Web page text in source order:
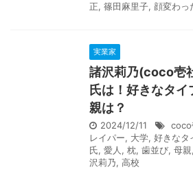
正, 篠田麻里子, 顔変わっ
実業家
諸沢莉乃(coco壱
氏は！好きなタ
親は？
2024/12/11 coco
レイパー, 大学, 好きなタ
氏, 愛人 , 枕, 歯並び, 母親,
沢莉乃, 高校